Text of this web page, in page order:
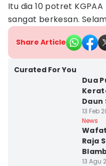
Itu dia 10 potret
sangat berkesan.
Share Article
Curated For You
Dua
Daun
13 Feb
News
Raja
13 Agu